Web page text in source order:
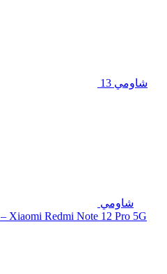
شاومي 13
شاومي
ريدمي نوت 12 برو 5 جي – Xiaomi Redmi Note 12 Pro 5G